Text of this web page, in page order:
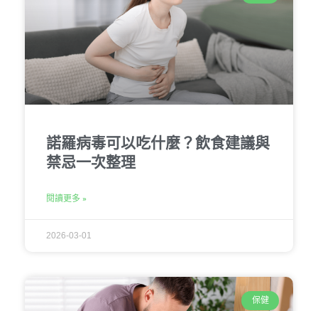
諾羅病毒可以吃什麼？飲食建議與
禁忌一次整理
閱讀更多 »
2026-03-01
保健